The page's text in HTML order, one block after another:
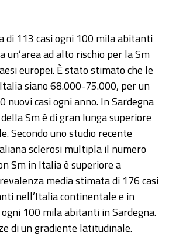
di 113 casi ogni 100 mila abitanti
un’area ad alto rischio per la Sm
europei. È stato stimato che le
siano 68.000-75.000, per un
casi ogni anno. In Sardegna
Sm è di gran lunga superiore
Secondo uno studio recente
sclerosi multipla il numero
Sm in Italia è superiore a
media stimata di 176 casi
nell’Italia continentale e in
ogni 100 mila abitanti in Sardegna.
di un gradiente latitudinale.